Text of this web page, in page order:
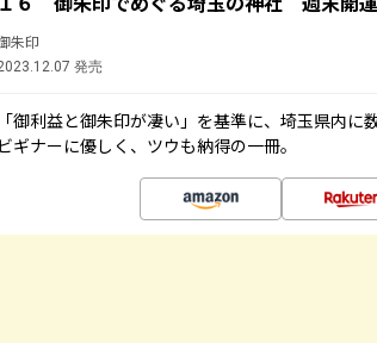
朱印
発売
「御利益と御朱印が凄い」を基準に、埼玉県内に
ビギナーに優しく、ツウも納得の一冊。